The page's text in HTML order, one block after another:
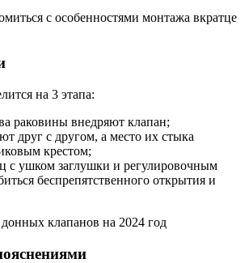
с особенностями монтажа вкратце
на 3 этапа:
раковины внедряют клапан;
друг с другом, а место их стыка
крестом;
с ушком заглушки и регулировочным
беспрепятственного открытия и